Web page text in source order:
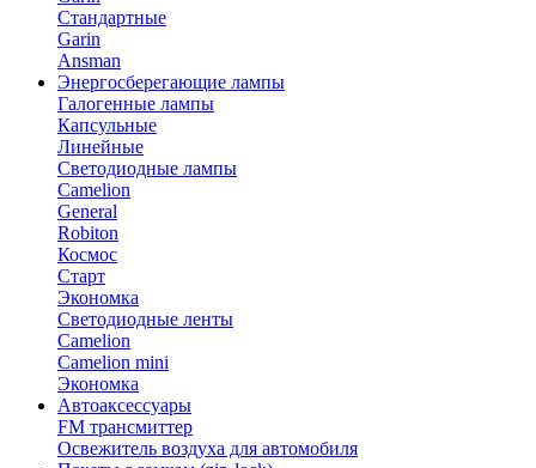
Стандартные
Garin
Ansman
Энергосберегающие лампы
Галогенные лампы
Капсульные
Линейные
Светодиодные лампы
Camelion
General
Robiton
Космос
Старт
Экономка
Светодиодные ленты
Camelion
Camelion mini
Экономка
Автоаксессуары
FM трансмиттер
Освежитель воздуха для автомобиля